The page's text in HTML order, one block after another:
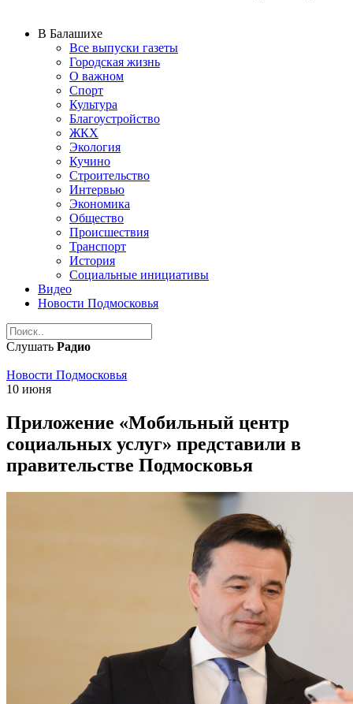
В Балашихе
Все выпуски газеты
Городская жизнь
О важном
Спорт
Культура
Благоустройство
ЖКХ
Экология
Кучино
Строительство
Интервью
Экономика
Общество
Происшествия
Транспорт
История
Социальные инициативы
Видео
Новости Подмосковья
Слушать Радио
Новости Подмосковья
10 июня
Приложение «Мобильный центр
социальных услуг» представили в
правительстве Подмосковья